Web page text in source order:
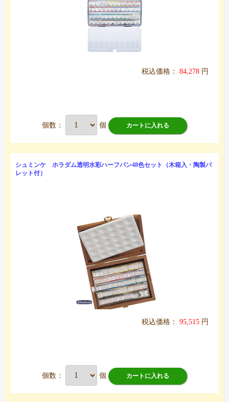
税込価格： 84,278 円
個数： 個 カートに入れる
シュミンケ ホラダム透明水彩ハーフパン48色セット（木箱入・陶製パ
レット付）
税込価格： 95,515 円
個数： 個 カートに入れる